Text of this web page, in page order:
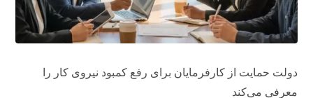
دولت حمایت از کارفرمایان برای رفع کمبود نیروی کار را
معرفی می‌کند